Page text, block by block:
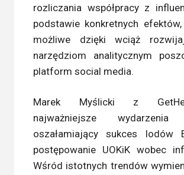
rozliczania współpracy z
podstawie konkretnych
możliwe dzięki wciąż
narzędziom analitycznym
platform social media.
Marek Myślicki z
najważniejsze wydarzenia
oszałamiający sukces lodów
postępowanie UOKiK wobec
Wśród istotnych trendów